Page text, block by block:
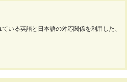
いる英語と日本語の対応関係を利用した、